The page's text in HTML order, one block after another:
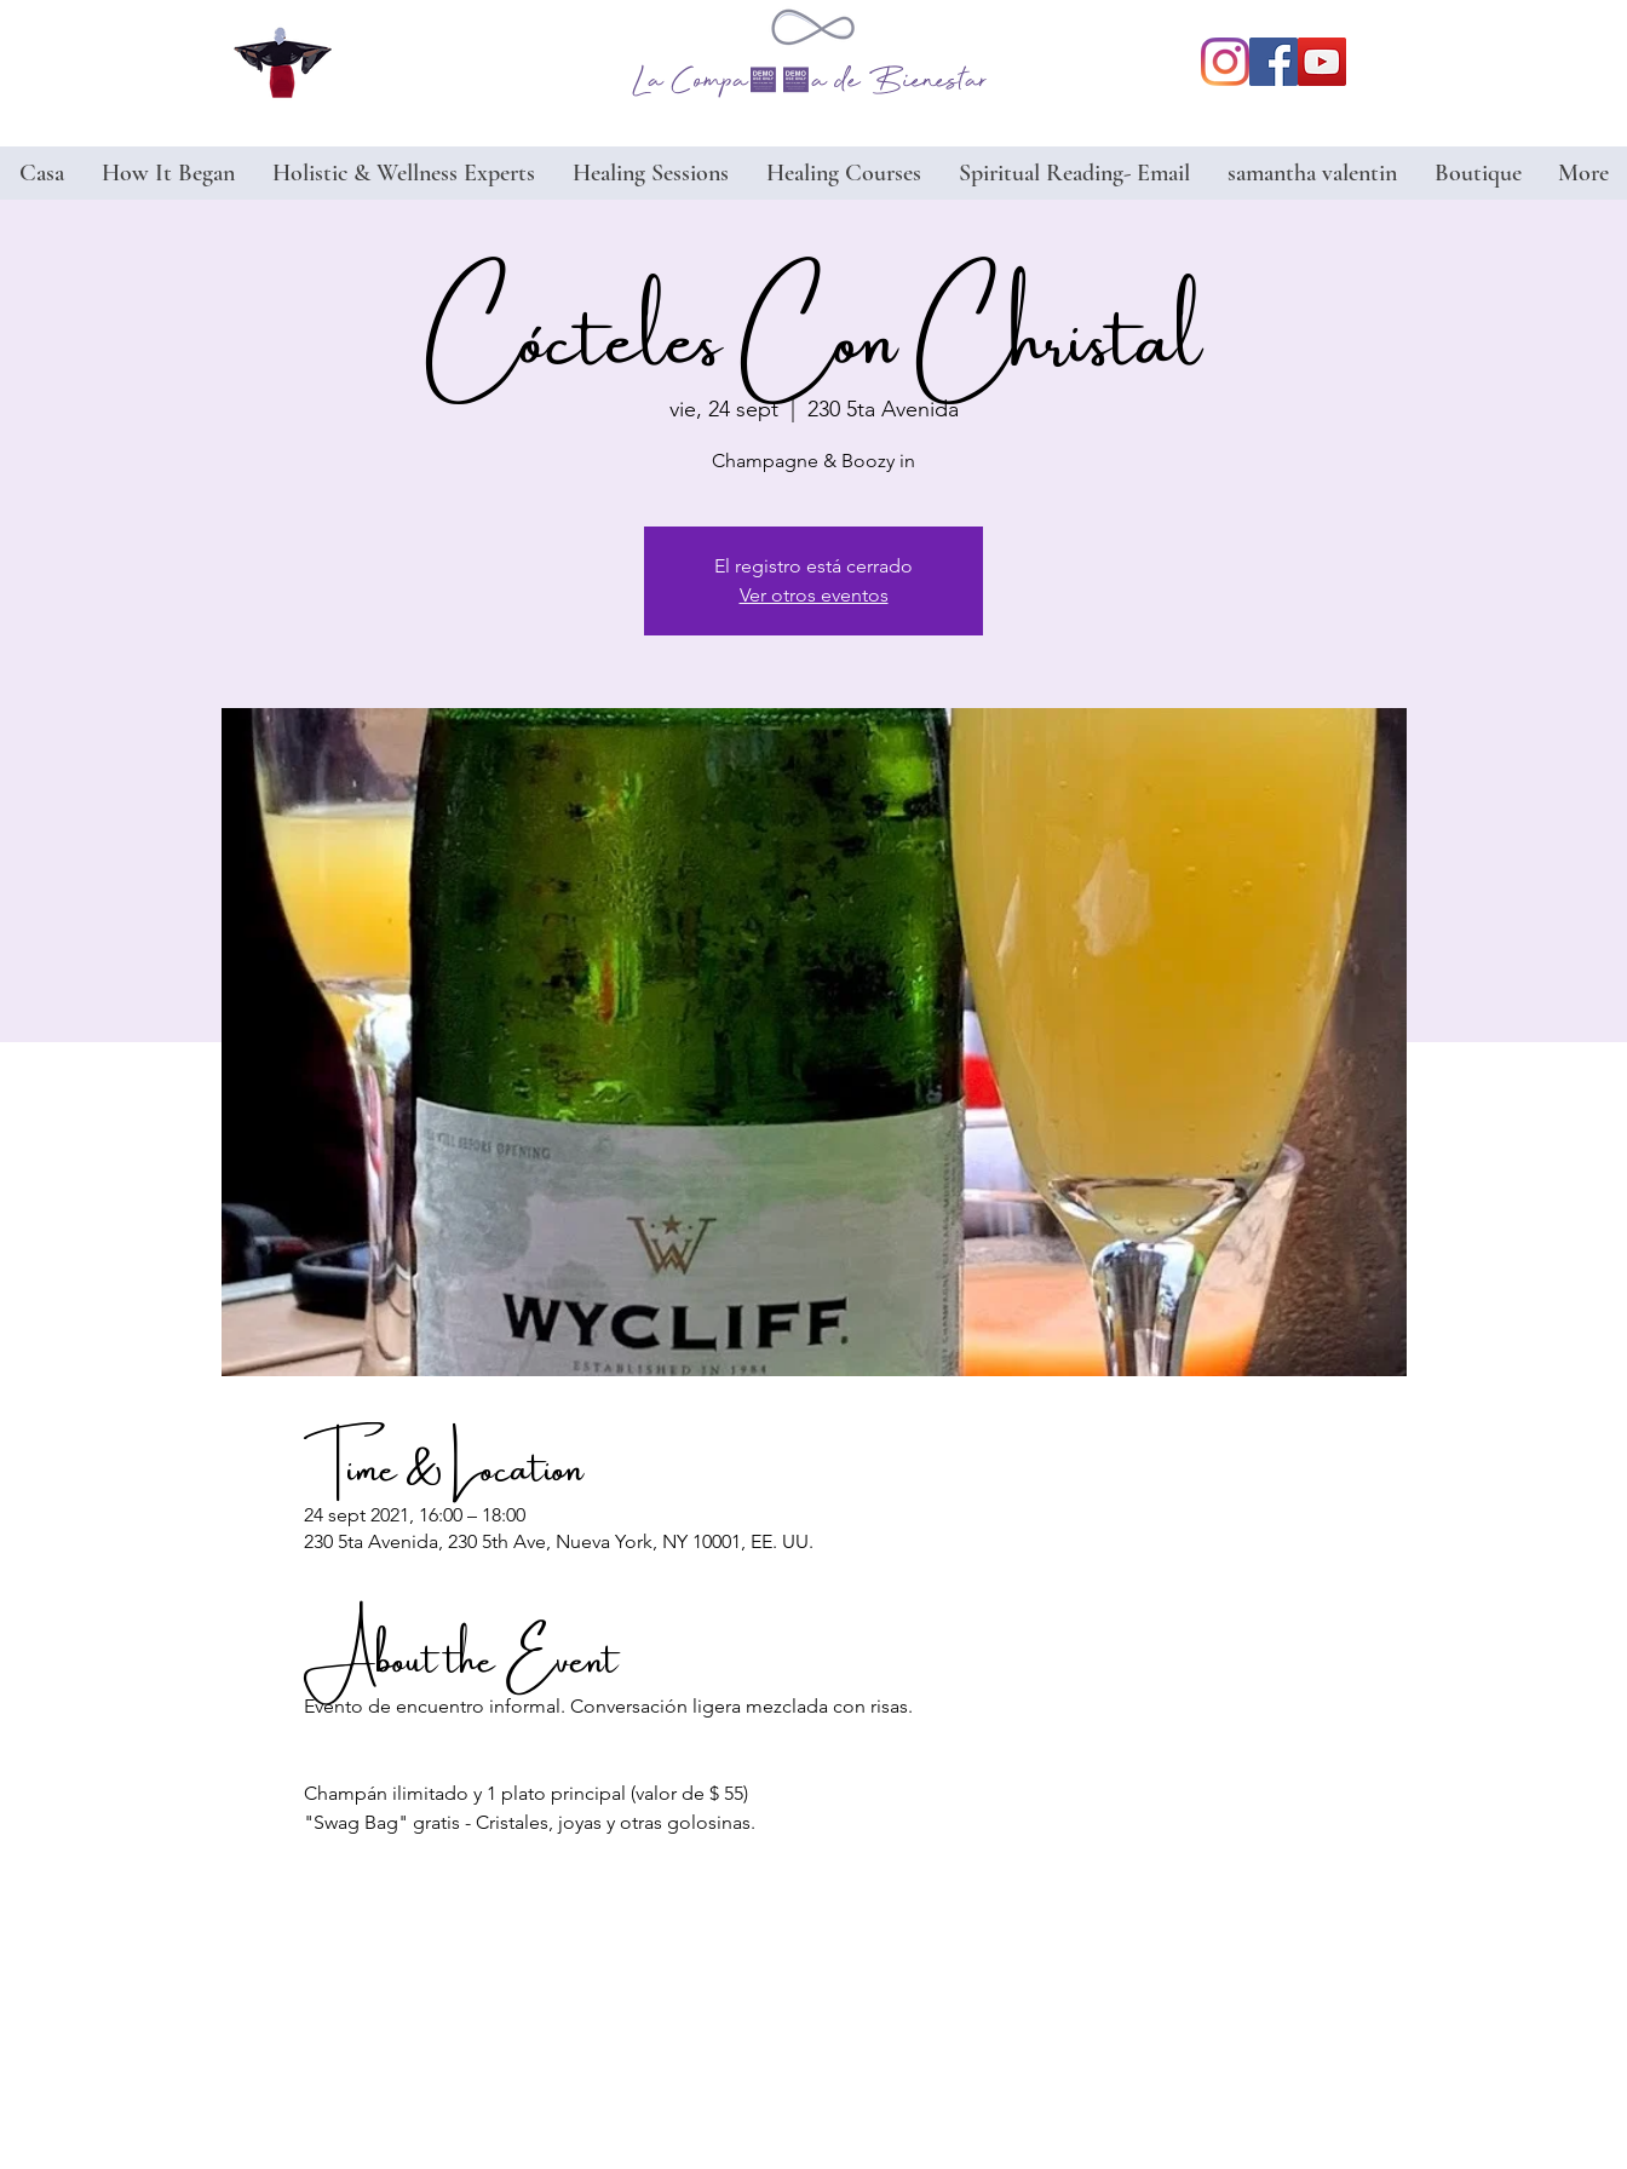
La Compañía de Bienestar
Casa How It Began Holistic & Wellness Experts Healing Sessions Healing Courses Spiritual Reading- Email samantha valentin Boutique More
Cócteles Con Christal
vie, 24 sept
  |
230 5ta Avenida
Champagne & Boozy in
El registro está cerrado
Ver otros eventos
Time & Location
24 sept 2021, 16:00 – 18:00
230 5ta Avenida, 230 5th Ave, Nueva York, NY 10001, EE. UU.
About the Event
Evento de encuentro informal. Conversación ligera mezclada con risas.
Champán ilimitado y 1 plato principal (valor de $ 55)
"Swag Bag" gratis - Cristales, joyas y otras golosinas.